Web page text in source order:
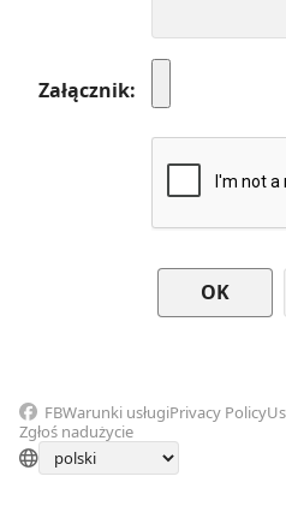
Załącznik
FBWarunki usługiPrivacy Policy
Zgłoś nadużycie